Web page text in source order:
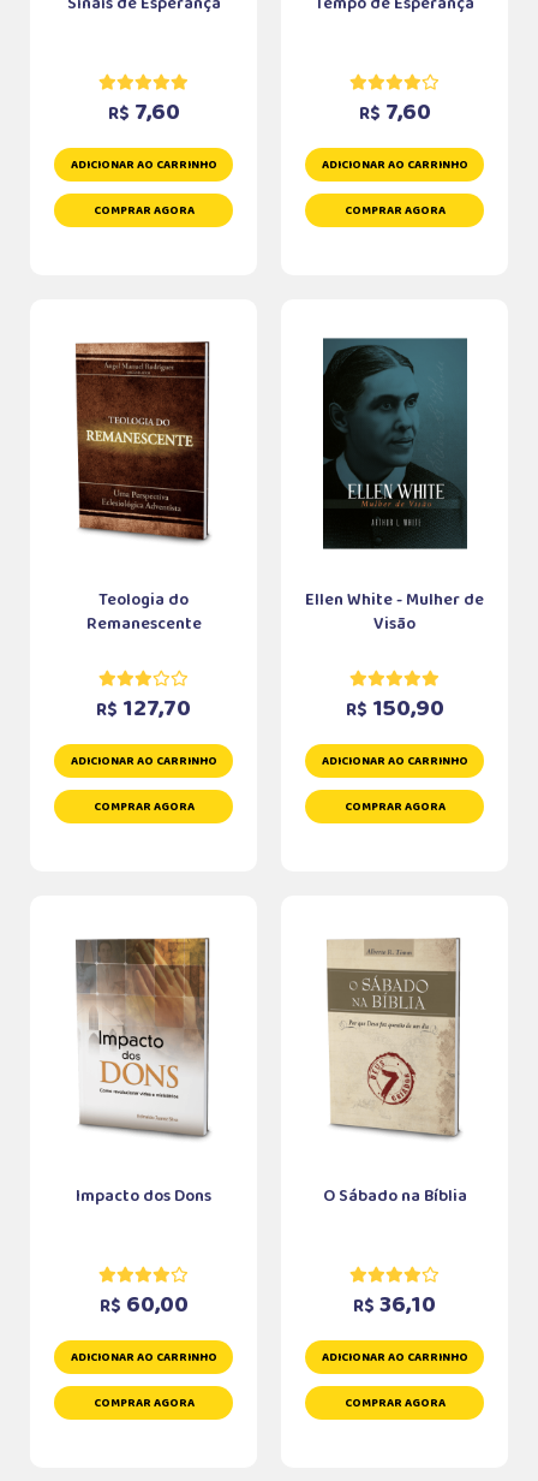
R$ 7,60
ADICIONAR AO CARRINHO
COMPRAR AGORA
R$ 7,60
ADICIONAR AO CARRINHO
COMPRAR AGORA
Teologia do
Remanescente
R$ 127,70
ADICIONAR AO CARRINHO
COMPRAR AGORA
Ellen White - Mulher de
Visão
R$ 150,90
ADICIONAR AO CARRINHO
COMPRAR AGORA
Impacto dos Dons
R$ 60,00
ADICIONAR AO CARRINHO
COMPRAR AGORA
O Sábado na Bíblia
R$ 36,10
ADICIONAR AO CARRINHO
COMPRAR AGORA